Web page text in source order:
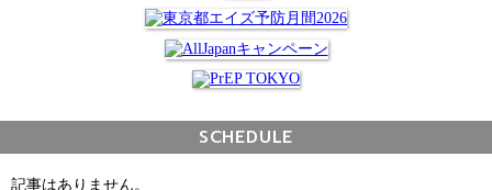
SCHEDULE
記事はありません。